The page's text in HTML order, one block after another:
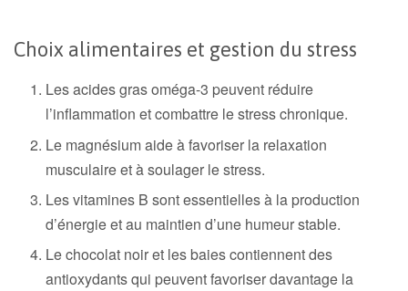
Choix alimentaires et gestion du stress
Les acides gras oméga-3 peuvent réduire
l’inflammation et combattre le stress chronique.
Le magnésium aide à favoriser la relaxation
musculaire et à soulager le stress.
Les vitamines B sont essentielles à la production
d’énergie et au maintien d’une humeur stable.
Le chocolat noir et les baies contiennent des
antioxydants qui peuvent favoriser davantage la